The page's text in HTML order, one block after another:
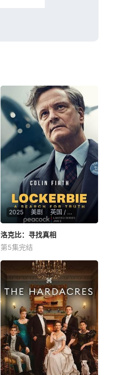
2025 美剧 英国 / 美国
洛克比：寻找真相
科林·费尔斯
该剧改编自真实事件。1988年1
2月21日，伦敦飞往纽约的泛美
航空103号班机遭遇恐怖袭击，
造成259名乘客和机组人员丧
生，另有11名洛克比当地居民
死亡。Jim Swire博士（科林·费
尔斯 Coli
洛克比：寻找真相
第5集完结